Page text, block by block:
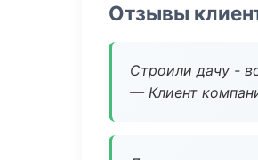
Отзывы
Строили дачу -
— Клиент